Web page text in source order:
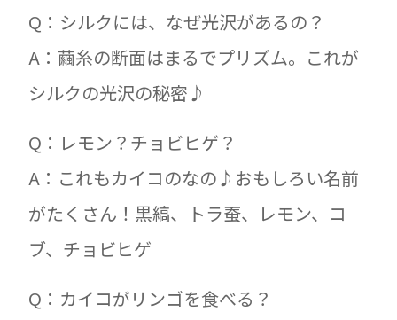
Q：シルクには、なぜ光沢があるの？
A：繭糸の断面はまるでプリズム。これが
シルクの光沢の秘密♪
Q：レモン？チョビヒゲ？
A：これもカイコのなの♪おもしろい名前
がたくさん！黒縞、トラ蚕、レモン、コ
ブ、チョビヒゲ
Q：カイコがリンゴを食べる？